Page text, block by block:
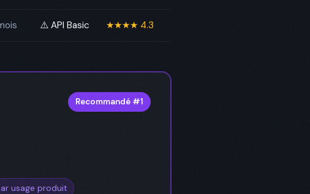
⚠️ API Basic ★★★★ 4.3
Recommandé #1
usage produit